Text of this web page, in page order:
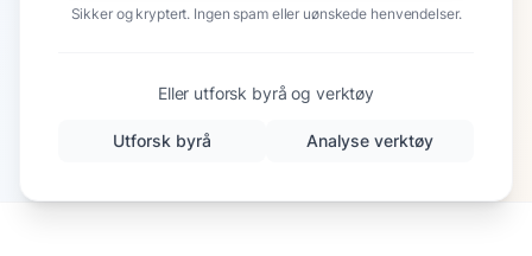
Sikker og kryptert. Ingen spam eller uønskede henvendelser.
Eller utforsk byrå og verktøy
Utforsk byrå Analyse verktøy